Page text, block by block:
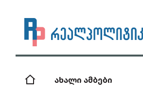
ახალი ამბები